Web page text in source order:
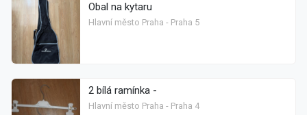
Obal na kytaru
Hlavní město Praha - Praha 5
2 bílá ramínka -
Hlavní město Praha - Praha 4